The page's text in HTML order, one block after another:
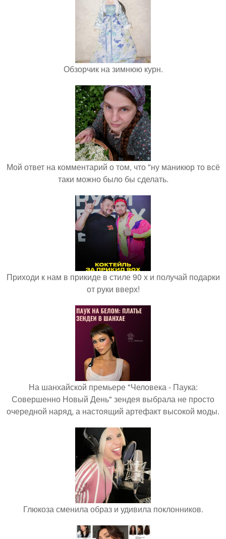
Обзорчик на зимнюю курн.
Мой ответ на комментарий о том, что "ну маникюр то всё
таки можно было бы сделать.
Приходи к нам в прикиде в стиле 90 х и получай подарки
от руки вверх!
На шанхайской премьере "Человека - Паука:
Совершенно Новый День" зендея выбрала не просто
очередной наряд, а настоящий артефакт высокой моды.
Глюкоза сменила образ и удивила поклонников.